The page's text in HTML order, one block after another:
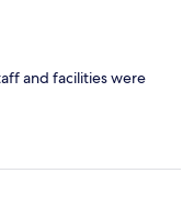
and facilities were